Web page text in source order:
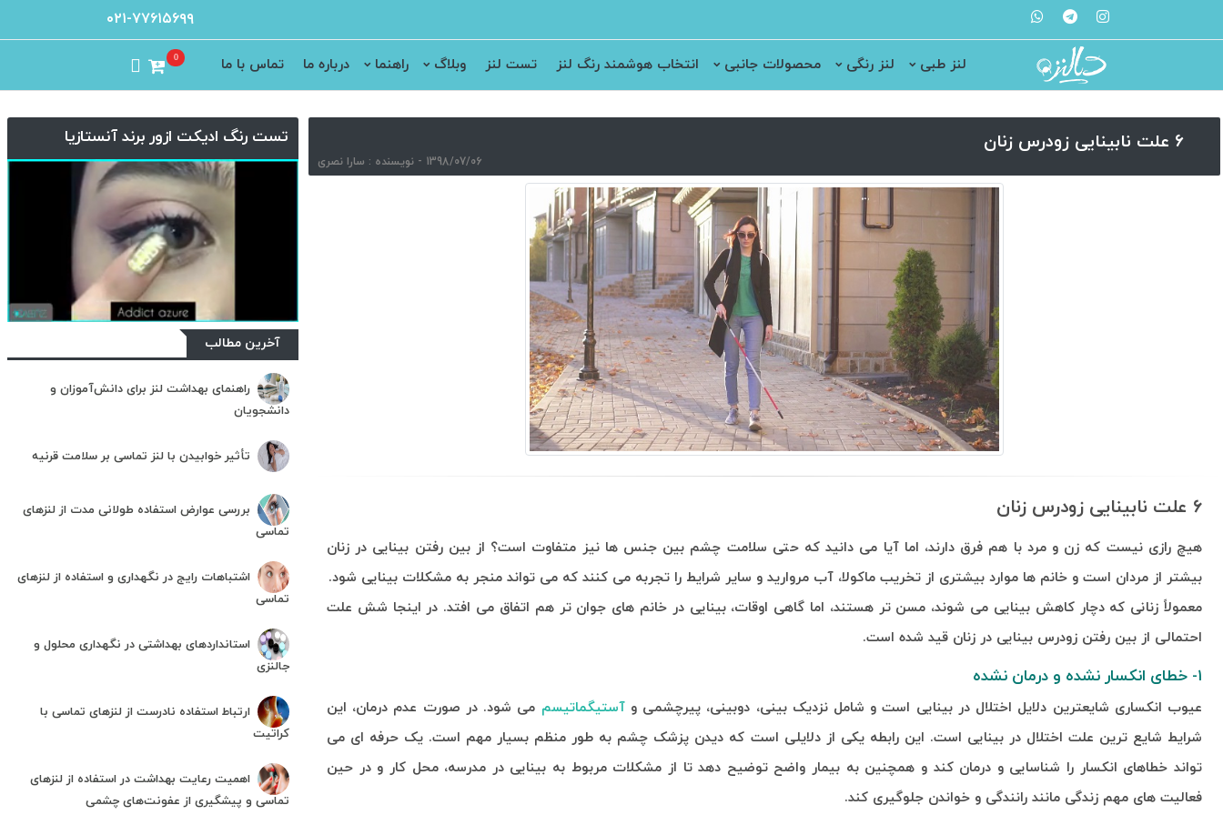
۰۲۱-۷۷۶۱۵۶۹۹
لنز طبی لنز رنگی محصولات جانبی انتخاب هوشمند رنگ لنز تست لنز وبلاگ راهنما درباره ما تماس با ما 0
۶ علت نابینایی زودرس زنان
1398/07/06 - نویسنده : سارا نصری
۶ علت نابینایی زودرس زنان
هیچ رازی نیست که زن و مرد با هم فرق دارند، اما آیا می دانید که حتی سلامت چشم بین جنس ها نیز متفاوت است؟ از بین رفتن بینایی در زنان
بیشتر از مردان است و خانم ها موارد بیشتری از تخریب ماکولا، آب مروارید و سایر شرایط را تجربه می کنند که می تواند منجر به مشکلات بینایی شود.
معمولاً زنانی که دچار کاهش بینایی می شوند، مسن تر هستند، اما گاهی اوقات، بینایی در خانم های جوان تر هم اتفاق می افتد. در اینجا شش علت
احتمالی از بین رفتن زودرس بینایی در زنان قید شده است.
۱- خطای انکسار نشده و درمان نشده
عیوب انکساری شایعترین دلایل اختلال در بینایی است و شامل نزدیک بینی، دوبینی، پیرچشمی وآستیگماتیسم می شود. در صورت عدم درمان، این
شرایط شایع ترین علت اختلال در بینایی است. این رابطه یکی از دلایلی است که دیدن پزشک چشم به طور منظم بسیار مهم است. یک حرفه ای می
تواند خطاهای انکسار را شناسایی و درمان کند و همچنین به بیمار واضح توضیح دهد تا از مشکلات مربوط به بینایی در مدرسه، محل کار و در حین
فعالیت های مهم زندگی مانند رانندگی و خواندن جلوگیری کند.
تست رنگ ادیکت ازور برند آنستازیا
آخرین مطالب
راهنمای بهداشت لنز برای دانش‌آموزان و
دانشجویان
تأثیر خوابیدن با لنز تماسی بر سلامت قرنیه
بررسی عوارض استفاده طولانی مدت از لنزهای
تماسی
اشتباهات رایج در نگهداری و استفاده از لنزهای
تماسی
استانداردهای بهداشتی در نگهداری محلول و
جالنزی
ارتباط استفاده نادرست از لنزهای تماسی با
کراتیت
اهمیت رعایت بهداشت در استفاده از لنزهای
تماسی و پیشگیری از عفونت‌های چشمی